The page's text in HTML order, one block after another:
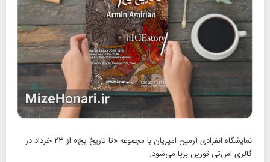
نمایشگاه انفرادی آرمین امیریان با مجموعه «تا تاریخ یخ» از ۲۳ خرداد در
گالری اس‌تی تورین برپا می‌شود.